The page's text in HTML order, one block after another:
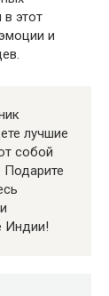
этот
и
лучшие
собой
Подарите
Индии!